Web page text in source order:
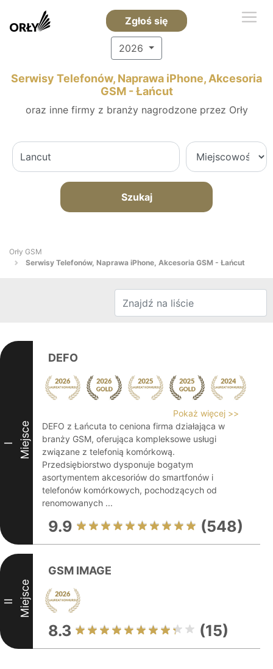
Zgłoś się
2026
Serwisy Telefonów, Naprawa iPhone, Akcesoria
GSM - Łańcut
oraz inne firmy z branży nagrodzone przez Orły
Szukaj
Orły GSM
Serwisy Telefonów, Naprawa iPhone, Akcesoria GSM - Łańcut
I Miejsce
DEFO
Pokaż więcej >>
DEFO z Łańcuta to ceniona firma działająca w
branży GSM, oferująca kompleksowe usługi
związane z telefonią komórkową.
Przedsiębiorstwo dysponuje bogatym
asortymentem akcesoriów do smartfonów i
telefonów komórkowych, pochodzących od
renomowanych ...
9.9 (548)
II Miejsce
GSM IMAGE
8.3 (15)